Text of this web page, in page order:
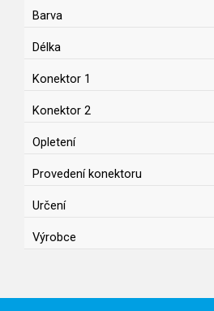
Barva
Délka
Konektor 1
Konektor 2
Opletení
Provedení konektoru
Určení
Výrobce